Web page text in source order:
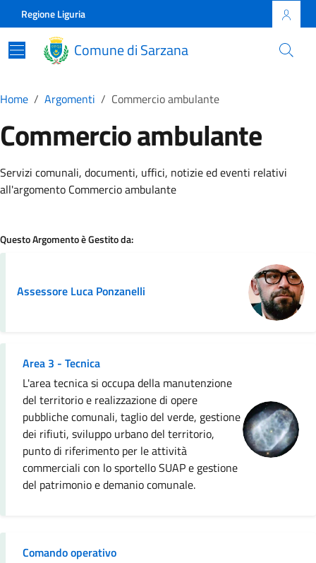
Skip to main content
Comune di Sarzana
Regione Liguria
Comune di Sarzana
Home Argomenti Commercio ambulante
Commercio ambulante
Dettagli della Notizia
Servizi comunali, documenti, uffici, notizie ed eventi relativi
all'argomento Commercio ambulante
Questo Argomento è Gestito da:
Assessore Luca Ponzanelli
Area 3 - Tecnica
L'area tecnica si occupa della manutenzione
del territorio e realizzazione di opere
pubbliche comunali, taglio del verde, gestione
dei rifiuti, sviluppo urbano del territorio,
punto di riferimento per le attività
commerciali con lo sportello SUAP e gestione
del patrimonio e demanio comunale.
Comando operativo